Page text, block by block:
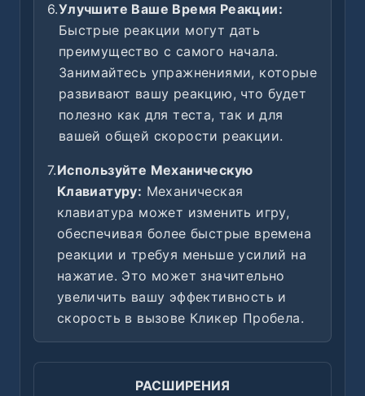
6.Улучшите Ваше Время Реакции:
Быстрые реакции могут дать
преимущество с самого начала.
Занимайтесь упражнениями, которые
развивают вашу реакцию, что будет
полезно как для теста, так и для
вашей общей скорости реакции.
7.Используйте Механическую
Клавиатуру: Механическая
клавиатура может изменить игру,
обеспечивая более быстрые времена
реакции и требуя меньше усилий на
нажатие. Это может значительно
увеличить вашу эффективность и
скорость в вызове Кликер Пробела.
РАСШИРЕНИЯ